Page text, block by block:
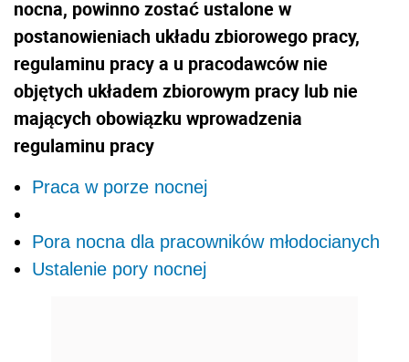
nocna, powinno zostać ustalone w
postanowieniach układu zbiorowego pracy,
regulaminu pracy a u pracodawców nie
objętych układem zbiorowym pracy lub nie
mających obowiązku wprowadzenia
regulaminu pracy
Praca w porze nocnej
Pora nocna dla pracowników młodocianych
Ustalenie pory nocnej